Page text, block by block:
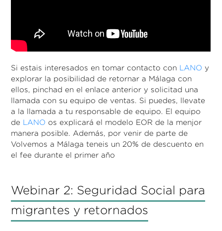
Si estais interesados en tomar contacto con LANO y
explorar la posibilidad de retornar a Málaga con
ellos, pinchad en el enlace anterior y solicitad una
llamada con su equipo de ventas. Si puedes, llevate
a la llamada a tu responsable de equipo. El equipo
de LANO os explicará el modelo EOR de la menjor
manera posible. Además, por venir de parte de
Volvemos a Málaga teneis un 20% de descuento en
el fee durante el primer año
Webinar 2: Seguridad Social para
migrantes y retornados